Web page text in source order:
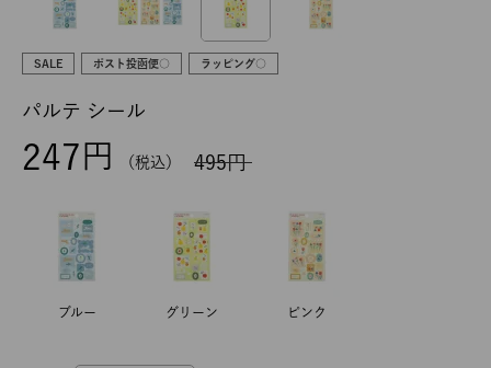
SALE ポスト投函便○ ラッピング○
パルテ シール
495
247 税込
ブルー グリーン ピンク